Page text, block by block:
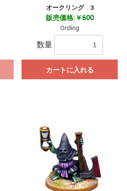
オークリング 3
販売価格:￥600
Orcling
数量
カートに入れる